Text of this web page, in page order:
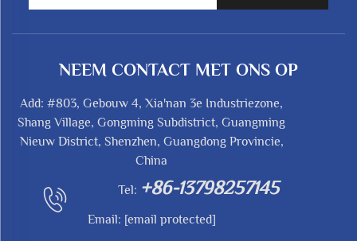
NEEM CONTACT MET ONS OP
Add: #803, Gebouw 4, Xia'nan 3e Industriezone,
Shang Village, Gongming Subdistrict, Guangming
Nieuw District, Shenzhen, Guangdong Provincie,
China
Tel: +86-13798257145
Email: [email protected]